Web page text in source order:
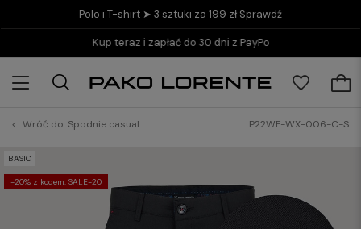
Polo i T-shirt ➤ 3 sztuki za 199 zł Sprawdź
Kup teraz i zapłać do 30 dni z PayPo
Wróć do:Spodnie casual P22WF-WX-006-C-S
BASIC
-20% z kodem: SALE-20